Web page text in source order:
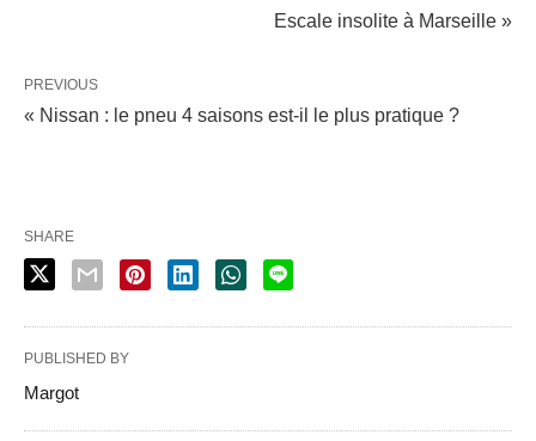
Escale insolite à Marseille »
PREVIOUS
« Nissan : le pneu 4 saisons est-il le plus pratique ?
SHARE
PUBLISHED BY
Margot